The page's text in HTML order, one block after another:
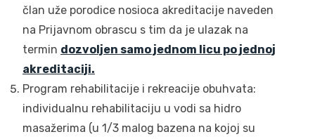
član uže porodice nosioca akreditacije naveden
na Prijavnom obrascu s tim da je ulazak na
termin dozvoljen samo jednom licu po jednoj
akreditaciji.
Program rehabilitacije i rekreacije obuhvata:
individualnu rehabilitaciju u vodi sa hidro
masažerima (u 1/3 malog bazena na kojoj su